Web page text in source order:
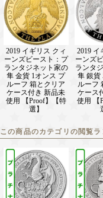
2019 イギリス クィ
ーンズビースト：プ
ランタジネット家の
隼 金貨 1オンス プ
ルーフ 箱とクリア
ケース付き 新品未
使用 【Proof】【特
選】
2019 イ
ーンズ
ランタ
隼 銀貨
ルーフ
ケース
使用 【
この商品のカテゴリの閲覧